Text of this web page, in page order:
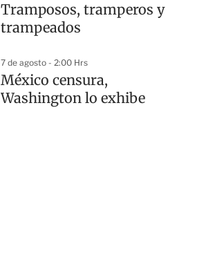
Tramposos, tramperos y
trampeados
7 de agosto - 2:00 Hrs
México censura,
Washington lo exhibe